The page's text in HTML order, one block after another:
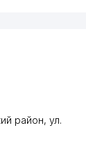
район, ул.